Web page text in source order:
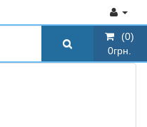
(0)
0грн.